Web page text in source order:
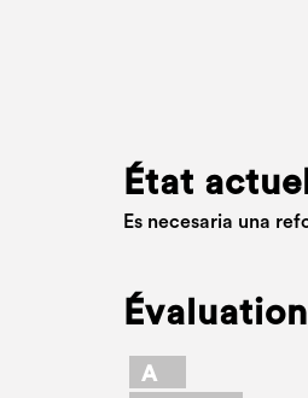
État actuel
Es necesaria una
A